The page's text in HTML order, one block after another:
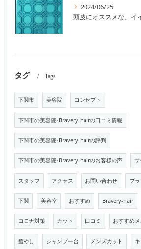
2024/06/25
タグ Tags
下関市 美容院 コンセプト
下関市の美容院･Bravery-hairの口コミ情報
下関市の美容院･Bravery-hairの評判
下関市の美容院･Bravery-hairのお客様の声 サ
スタッフ アクセス お問い合わせ プ
下関 美容室 おすすめ Bravery-hair
コロナ対策 カット 口コミ おすすめ
癒やし シャンプー台 メンズカット